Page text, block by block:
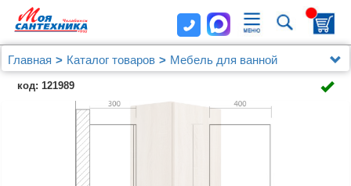
Главная Каталог товаров
Мебель для ванной
Шкафы - пеналы
Шкаф-пенал Art&Max Verona-Push дуб сонома
код: 121989